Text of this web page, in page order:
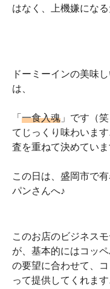
はなく、上機嫌にな
ドーミーインの美味
は、
「 一食入魂 」です（
てじっくり味わいま
査を重ねて決めていま
この日は、盛岡市で
パンさんへ♪
このお店のビジネス
が、基本的にはコッ
の要望に合わせて、
って提供してくれま